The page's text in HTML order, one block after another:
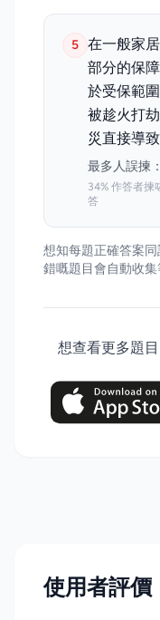
5 在一般家
部分的保
於受保範
被趁火打
災直接導
最多人誤揀：
34% 作答者揀
答
想知每題正確答案
錯嘅題目會自動收集
想查看更多題
使用者評價